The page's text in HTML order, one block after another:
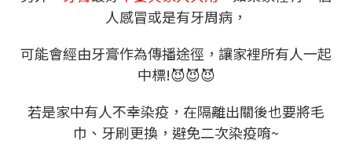
人感冒或是有牙周病，
可能會經由牙膏作為傳播途徑，讓家裡所有人一起
中標!😈😈😈
若是家中有人不幸染疫，在隔離出關後也要將毛
巾、牙刷更換，避免二次染疫唷~